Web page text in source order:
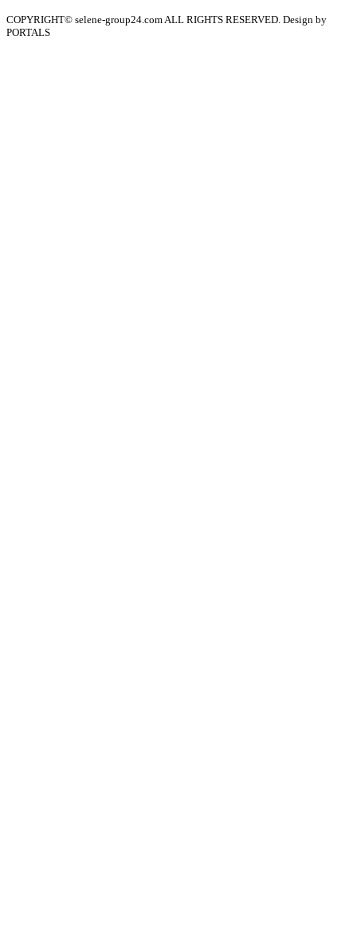
COPYRIGHT© selene-group24.com ALL RIGHTS RESERVED. Design by
PORTALS